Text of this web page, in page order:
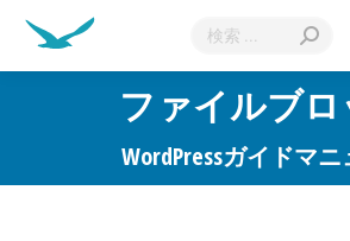
ファイルブロ
WordPressガイドマ
現在地: